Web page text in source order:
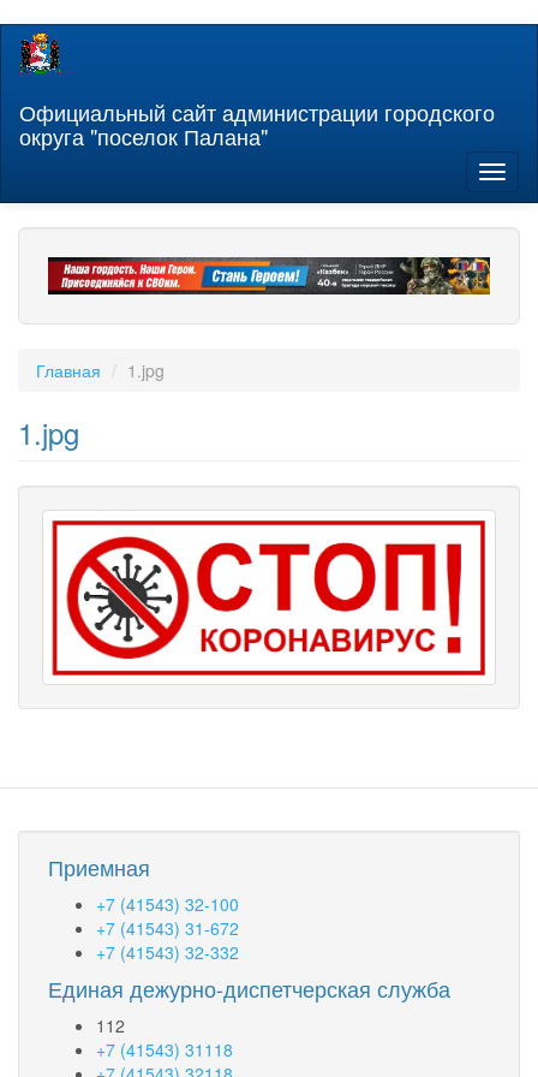
Перейти
содержанию
Официальный сайт администрации городского
округа "поселок Палана"
Главная 1.jpg
1.jpg
Приемная
+7 (41543) 32-100
+7 (41543) 31-672
+7 (41543) 32-332
Единая дежурно-диспетчерская служба
112
+7 (41543) 31118